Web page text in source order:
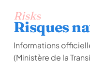
Risks
Risques
Informations
(Ministère de la